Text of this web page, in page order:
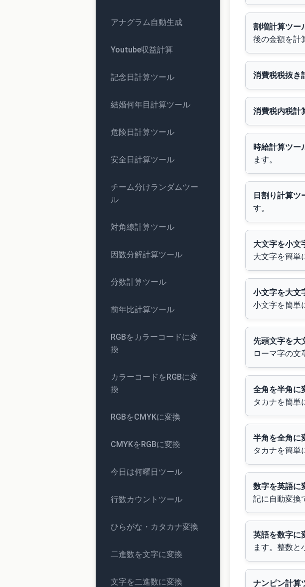
アナグラム自動生成
Youtube収益計算
記念日計算ツール
結婚何年目計算ツール
危険日計算ツール
安全日計算ツール
チーム分けランダムツー
ル
対角線計算ツール
因数分解計算ツール
分数計算ツール
前年比計算ツール
RGBをカラーコードに変
換
カラーコードをRGBに変
換
RGBをCMYKに変換
CMYKをRGBに変換
今日は何曜日ツール
行数カウントツール
ひらがな・カタカナ変換
二進数を文字に変換
文字を二進数に変換
割増計算ツー
後の金額を計
消費税税抜き
消費税内税計
時給計算ツー
ます。
日割り計算ツ
す。
大文字を小文
大文字を簡単
小文字を大文
小文字を簡単
先頭文字を大
ローマ字の文
全角を半角に
タカナを簡単
半角を全角に
タカナを簡単
数字を英語に
記に自動変換
英語を数字に
ます。整数と
ナンピン計算